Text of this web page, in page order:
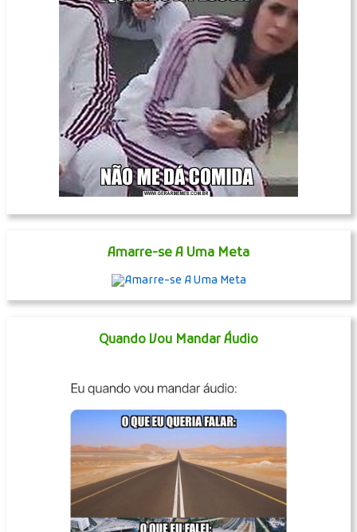
Amarre-se A Uma Meta
Quando Vou Mandar Áudio